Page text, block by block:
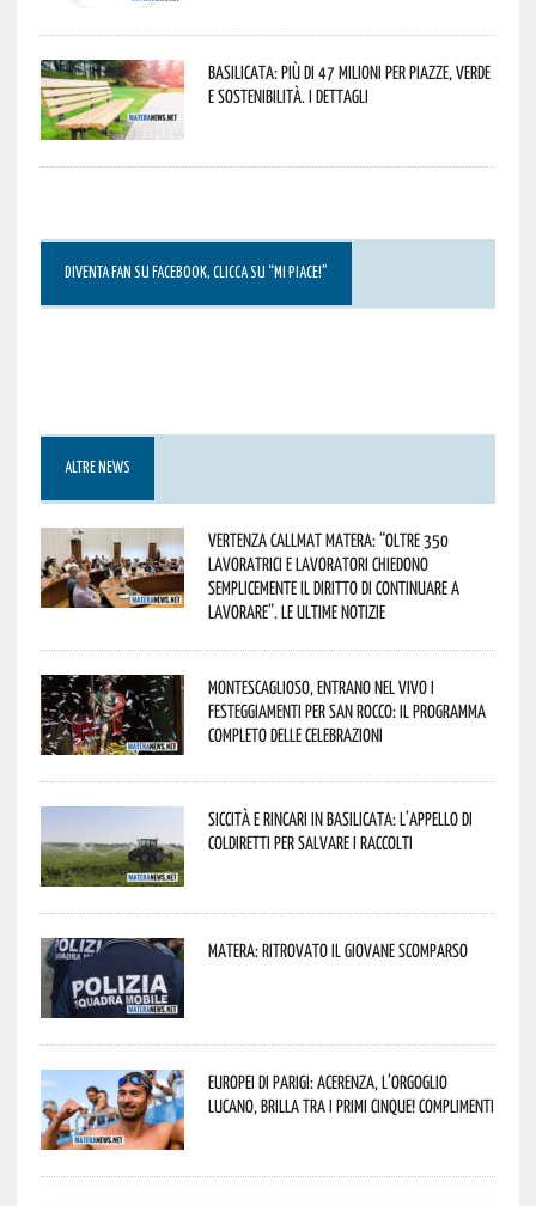
Basilicata: più di 47 milioni per piazze, verde
e sostenibilità. I dettagli
DIVENTA FAN SU FACEBOOK, CLICCA SU “MI PIACE!”
ALTRE NEWS
Vertenza CallMat Matera: “Oltre 350
lavoratrici e lavoratori chiedono
semplicemente il diritto di continuare a
lavorare”. Le ultime notizie
Montescaglioso, entrano nel vivo i
festeggiamenti per San Rocco: il programma
completo delle celebrazioni
Siccità e rincari in Basilicata: l’appello di
Coldiretti per salvare i raccolti
Matera: ritrovato il giovane scomparso
Europei di Parigi: Acerenza, l’orgoglio
lucano, brilla tra i primi cinque! Complimenti